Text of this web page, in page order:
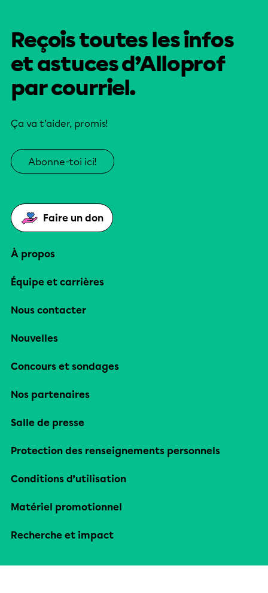
Reçois toutes les infos
et astuces d’Alloprof
par courriel.
Ça va t’aider, promis!
Abonne-toi ici!
Faire un don
À propos
Équipe et carrières
Nous contacter
Nouvelles
Concours et sondages
Nos partenaires
Salle de presse
Protection des renseignements personnels
Conditions d’utilisation
Matériel promotionnel
Recherche et impact